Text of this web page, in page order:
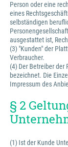
Person oder eine
eines
selbständigen
ausgestattet ist,
(3) "Kunden" der
Verbraucher.
(4) Der Betreiber
bezeichnet. Die
Impressum des
§ 2
(1) Ist der Kunde